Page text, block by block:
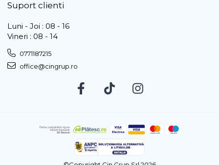
Suport clienti
Luni - Joi : 08 - 16
Vineri : 08 - 14
0771187215
office@cingrup.ro